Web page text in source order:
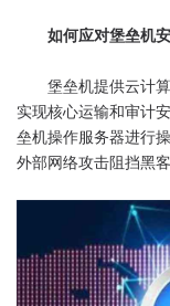
如何应对堡垒机
堡垒机提供云计算
实现核心运输和审计
垒机操作服务器进行
外部网络攻击阻挡黑客